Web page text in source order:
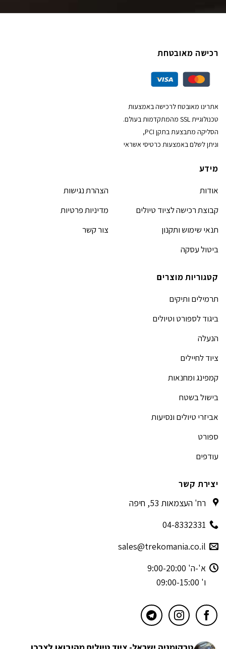
רכישה מאובטחת
אתרינו מאובטח לרכישה באמצעות
טכנולוגיית SSL מהמתקדמות בעולם.
הסליקה מתבצעת בתקן PCI,
וניתן לשלם באמצעות כרטיסי אשראי
מידע
אודות
קבוצת רכישה לציוד טיולים
תנאי שימוש ותקנון
ביטול עסקה
הצהרת נגישות
מדיניות פרטיות
צור קשר
קטגוריות מוצרים
תרמילים ותיקים
ביגוד לספורט וטיולים
הנעלה
ציוד לחיילים
קמפינג ומחנאות
בישול בשטח
אביזרי טיולים ונסיעות
ספורט
עודפים
יצירת קשר
רח' העצמאות 53, חיפה
04-8332331
sales@trekomania.co.il
א'-ה' 9:00-20:00
ו' 09:00-15:00